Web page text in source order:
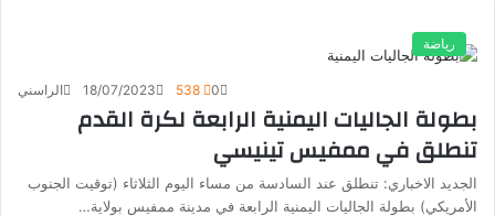
رياضة
الراسني 18/07/2023 0
بطولة الجاليات اليمنية الرابعة لكرة القدم
تنطلق في ممفيس تينيسي
الجديد الاخباري: تنطلق عند السادسة من مساء اليوم الثلاثاء (توقيت الجنوب
الأمريكي) بطولة الجاليات اليمنية الرابعة في مدينة ممفيس بولاية…